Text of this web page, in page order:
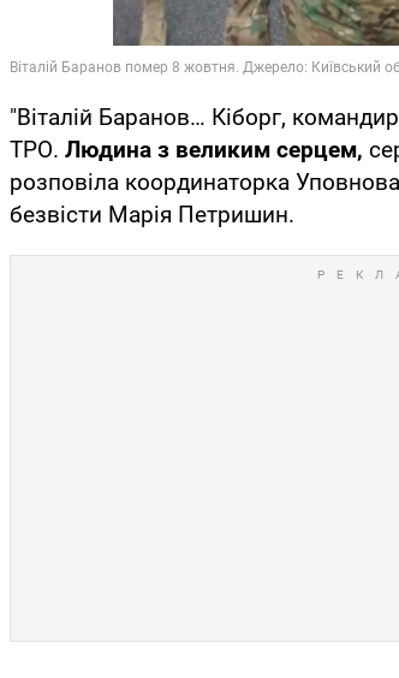
"Віталій Баранов… Кіборг,
ТРО. Людина з великим серцем,
розповіла координаторка
безвісти Марія Петришин.